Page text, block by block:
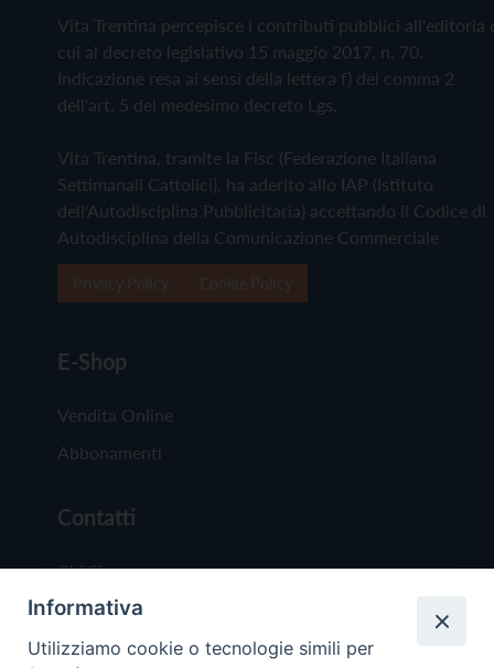
Vita Trentina percepisce i contributi pubblici all'editoria
cui al decreto legislativo 15 maggio 2017, n. 70.
Indicazione resa ai sensi della lettera f) del comma 2
dell'art. 5 del medesimo decreto Lgs.
Vita Trentina, tramite la Fisc (Federazione Italiana
Settimanali Cattolici), ha aderito allo IAP (Istituto
dell'Autodisciplina Pubblicitaria) accettando il Codice di
Autodisciplina della Comunicazione Commerciale
E-Shop
Vendita Online
Abbonamenti
Contatti
Chi Siamo
Redazione
Scrivici
Informativa
Utilizziamo cookie o tecnologie simili per